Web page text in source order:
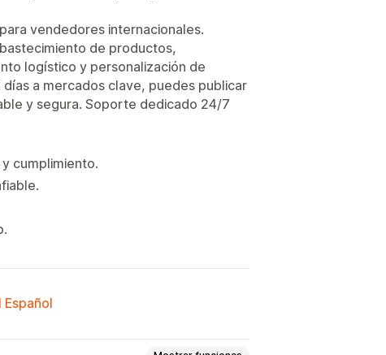
vendedores internacionales.
de productos,
logístico y personalización de
a mercados clave, puedes publicar
y segura. Soporte dedicado 24/7
cumplimiento.